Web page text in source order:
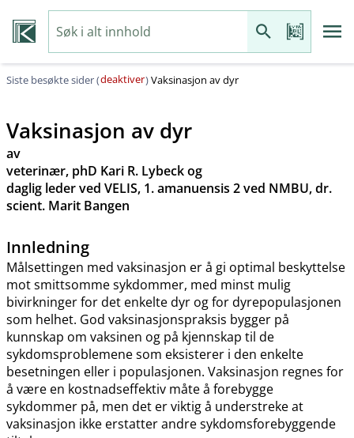
Siste besøkte sider (deaktiver)Vaksinasjon av dyr
Vaksinasjon av dyr
av
veterinær, phD Kari R. Lybeck og
daglig leder ved VELIS, 1. amanuensis 2 ved NMBU, dr.
scient. Marit Bangen
Innledning
Målsettingen med vaksinasjon er å gi optimal beskyttelse
mot smittsomme sykdommer, med minst mulig
bivirkninger for det enkelte dyr og for dyrepopulasjonen
som helhet. God vaksinasjonspraksis bygger på
kunnskap om vaksinen og på kjennskap til de
sykdomsproblemene som eksisterer i den enkelte
besetningen eller i populasjonen. Vaksinasjon regnes for
å være en kostnadseffektiv måte å forebygge
sykdommer på, men det er viktig å understreke at
vaksinasjon ikke erstatter andre sykdomsforebyggende